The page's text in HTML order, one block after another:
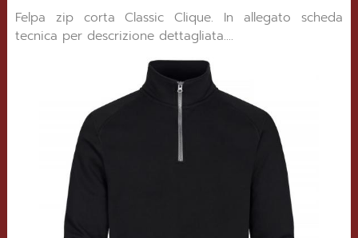
Felpa zip corta Classic Clique. In allegato scheda
tecnica per descrizione dettagliata....